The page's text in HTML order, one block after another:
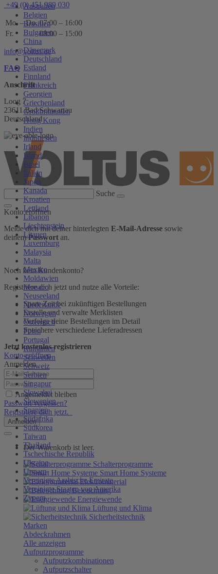
Australien
Belgien
Brasilien
Bulgarien
China
Dänemark
Deutschland
Estland
Finnland
Frankreich
Georgien
Griechenland
Großbritannien
Hong Kong
Indien
Indonesien
Irland
Island
Israel
Italien
Japan
Kanada
Kroatien
Lettland
Libanon
Liechtenstein
Litauen
Luxemburg
Malaysia
Malta
Mexiko
Moldawien
Monaco
Neuseeland
Niederlande
Norwegen
Österreich
Polen
Portugal
Rumänien
Schweden
Schweiz
Serbien
Singapur
Slowakei
Slowenien
Spanien
Südafrika
Südkorea
Taiwan
Thailand
Tschechische Republik
Ukraine
Ungarn
Vereinigte Arabische Emirate
Vereinigte Staaten von Amerika
Zypern
+49 (0) 451 989 030
Mo. – Do. 07:00 – 16:00
Fr.
08:00 – 15:00
info@voltus.de
FAQ
Anschrift
Loog 7
23611 Bad Schwartau
Deutschland
Suche
Konto eröffnen
Melde dich mit deiner hinterlegten E-Mail-Adresse sowie
deinemPasswort an.
Noch kein Kundenkonto?
Registriere dich jetzt und nutze alle Vorteile:
Spare Zeit bei zukünftigen Bestellungen
Erstelle und verwalte Merklisten
Verfolge deine Bestellungen im Detail
Speichere verschiedene Lieferadressen
Jetzt kostenlos registrieren
Konto eröffnen
Anmelden
Angemeldet bleiben
Passwort vergessen?
Registriere dich jetzt.
Anmelden
Der Warenkorb ist leer.
Schalterprogramme
Smart Home Systeme
Elektromaterial
Beleuchtung
Energiewende
Lüftung und Klima
Sicherheitstechnik
Marken
Abdeckrahmen
Alle anzeigen
Aufputzprogramme
Aufputzkombinationen
Aufputzschalter